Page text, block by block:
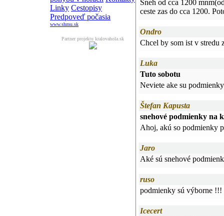
Linky Cestopisy
Predpoveď počasia
www.shmu.sk
Partner projektu kralovahola.sk
Sneh od cca 1200
ceste zas do cca 1200.
Ondro
Chcel by som ist v stredu
Luka
Tuto sobotu
Neviete ake su
Štefan Kapusta
snehové podmienky na
Ahoj, akú so podmienky
Jaro
Aké sú snehové
ruso
podmienky sú výborne !!!
Icecert